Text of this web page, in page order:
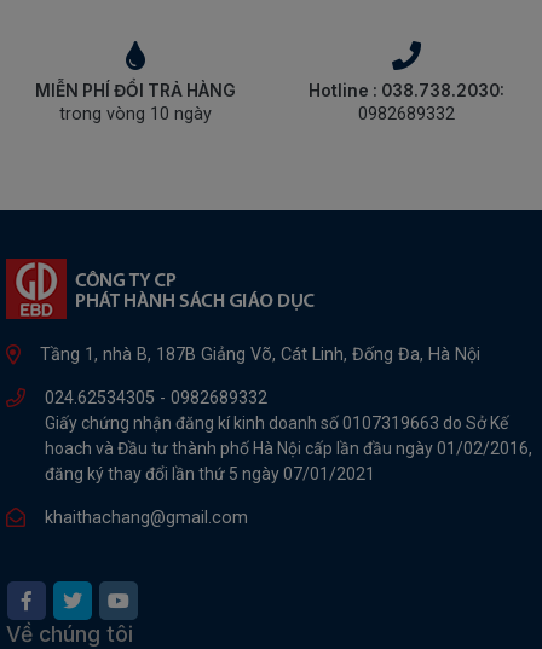
MIỄN PHÍ ĐỔI TRẢ HÀNG
trong vòng 10 ngày
Hotline : 038.738.2030:
0982689332
Tầng 1, nhà B, 187B Giảng Võ, Cát Linh, Đống Đa, Hà Nội
024.62534305 - 0982689332
Giấy chứng nhận đăng kí kinh doanh số 0107319663 do Sở Kế
hoach và Đầu tư thành phố Hà Nội cấp lần đầu ngày 01/02/2016,
đăng ký thay đổi lần thứ 5 ngày 07/01/2021
khaithachang@gmail.com
Về chúng tôi